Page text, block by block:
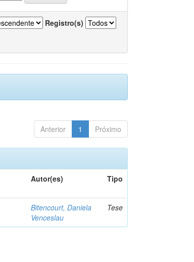
Registro(s)
Anterior 1 Próximo
Autor(es) Tipo
Bitencourt, Daniela
Venceslau
Tese